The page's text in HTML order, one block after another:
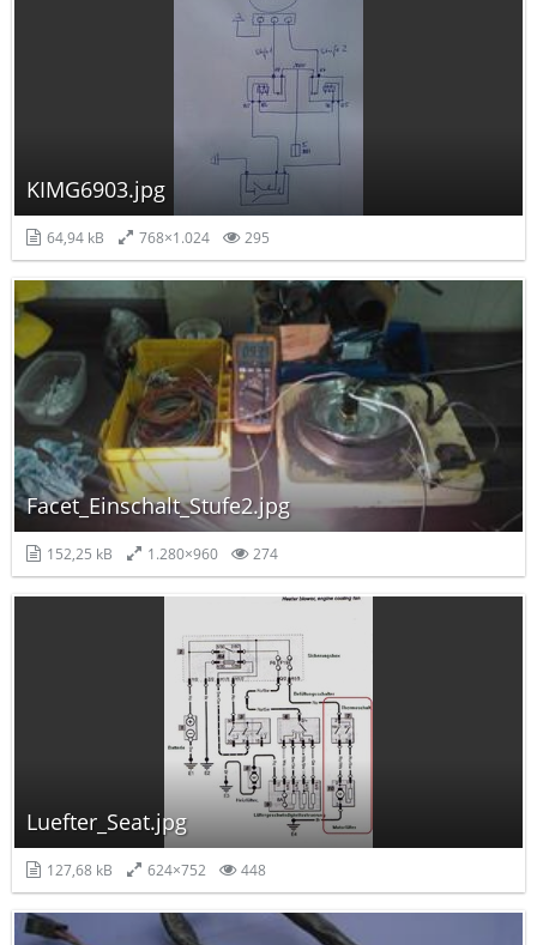
KIMG6903.jpg
64,94 kB 768×1.024 295
Facet_Einschalt_Stufe2.jpg
152,25 kB 1.280×960 274
Luefter_Seat.jpg
127,68 kB 624×752 448